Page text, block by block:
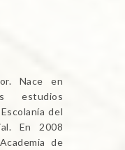
Nace en
estudios
del
En 2008
de